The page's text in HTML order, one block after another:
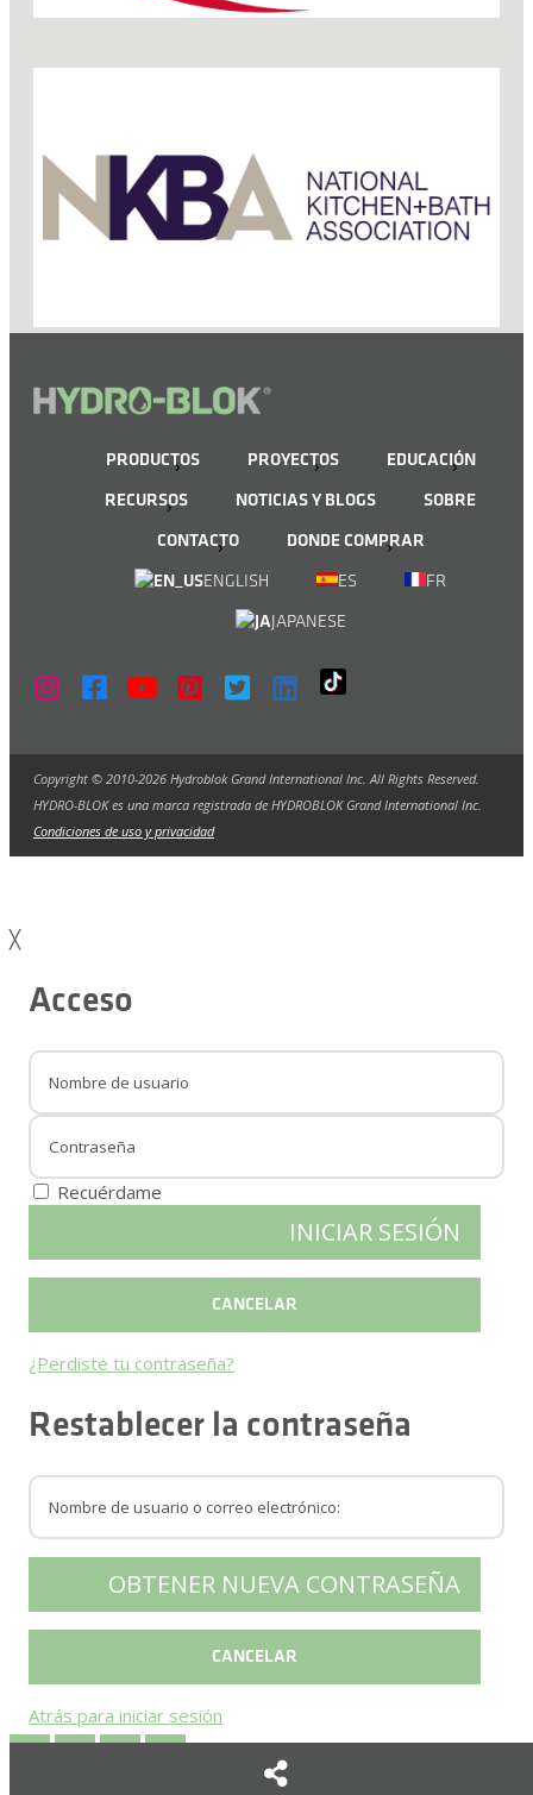
PRODUCTOS PROYECTOS
EDUCACIÓN
RECURSOS
NOTICIAS Y BLOGS
SOBRE
CONTACTO
DONDE COMPRAR
ENGLISH
ES
FR
JAPANESE
Copyright © 2010-2026 Hydroblok Grand International Inc. All Rights Reserved.
HYDRO-BLOK es una marca registrada de HYDROBLOK Grand International Inc.
Condiciones de uso y privacidad
╳
Acceso
Recuérdame
¿Perdiste tu contraseña?
Restablecer la contraseña
Atrás para iniciar sesión